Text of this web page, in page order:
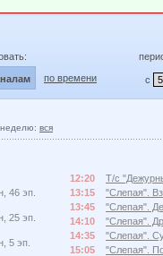
по времени с
вся
46 эп.
25 эп.
5 эп.
12:20
Т/с
13:15
"Слепая".
13:45
"Слепая".
14:10
"Слепая".
14:35
"Слепая".
15:05
"Слепая".